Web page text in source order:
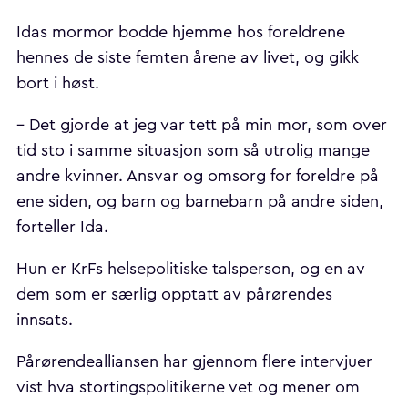
Idas mormor bodde hjemme hos foreldrene
hennes de siste femten årene av livet, og gikk
bort i høst.
– Det gjorde at jeg var tett på min mor, som over
tid sto i samme situasjon som så utrolig mange
andre kvinner. Ansvar og omsorg for foreldre på
ene siden, og barn og barnebarn på andre siden,
forteller Ida.
Hun er KrFs helsepolitiske talsperson, og en av
dem som er særlig opptatt av pårørendes
innsats.
Pårørendealliansen har gjennom flere intervjuer
vist hva stortingspolitikerne vet og mener om